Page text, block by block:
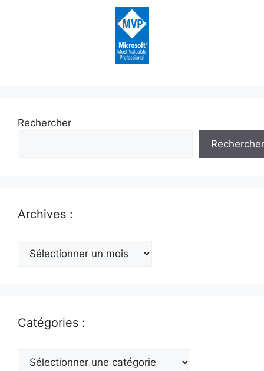
Rechercher
Rechercher
Archives :
Archives
Catégories :
Catégories